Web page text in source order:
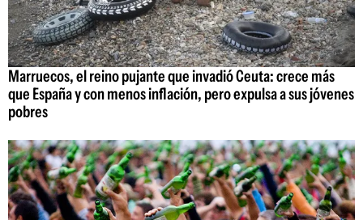
Marruecos, el reino pujante que invadió Ceuta: crece más
que España y con menos inflación, pero expulsa a sus jóvenes
pobres